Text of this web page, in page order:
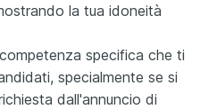
la tua idoneità
specifica che ti
specialmente se si
dall'annuncio di